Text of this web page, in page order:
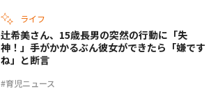
ライフ
#育児ニュース
辻希美さん、15歳長男の突然の行動に「失
神！」手がかかるぶん彼女ができたら「嫌です
ね」と断言